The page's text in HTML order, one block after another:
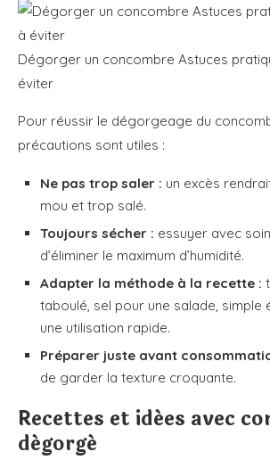
Dégorger un concombre Astuces
éviter
Pour réussir le dégorgeage du
précautions sont utiles :
Ne pas trop saler : un excès
mou et trop salé.
Toujours sécher : essuyer avec
d’éliminer le maximum d’humidité.
Adapter la méthode à la recette :
taboulé, sel pour une salade,
une utilisation rapide.
Préparer juste avant
de garder la texture croquante.
Recettes et idées avec
dégorgé